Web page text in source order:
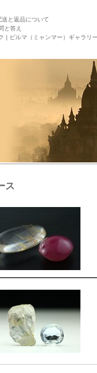
送と返品について
と答え
| ビルマ（ミャンマー）ギャラリ
ス